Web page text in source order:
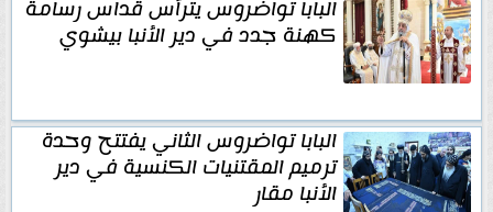
البابا تواضروس يترأس قداس رسامة
كهنة جدد في دير الأنبا بيشوي
البابا تواضروس الثاني يفتتح وحدة
ترميم المقتنيات الكنسية في دير
الأنبا مقار